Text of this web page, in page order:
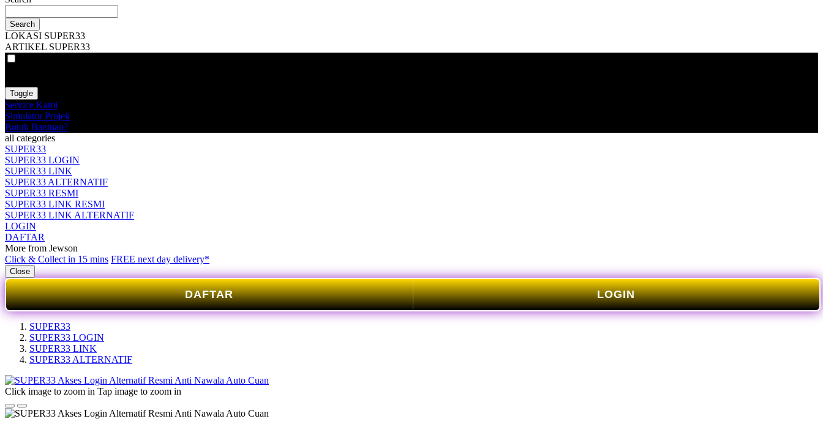
Search
LOKASI SUPER33
ARTIKEL SUPER33
Toggle
Service Kami
Simulator Projek
Butuh Bantuan?
all categories
SUPER33
SUPER33 LOGIN
SUPER33 LINK
SUPER33 ALTERNATIF
SUPER33 RESMI
SUPER33 LINK RESMI
SUPER33 LINK ALTERNATIF
LOGIN
DAFTAR
More from Jewson
Click & Collect in 15 mins FREE next day delivery*
Close
DAFTAR LOGIN
SUPER33
SUPER33 LOGIN
SUPER33 LINK
SUPER33 ALTERNATIF
Click image to zoom in Tap image to zoom in